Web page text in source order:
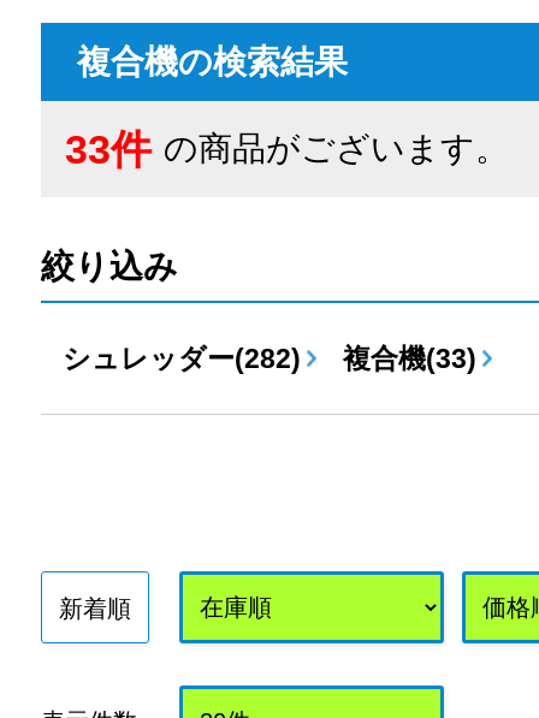
複合機の検索結果
33件 の商品がございます。
絞り込み
シュレッダー(282) 複合機(33)
新着順